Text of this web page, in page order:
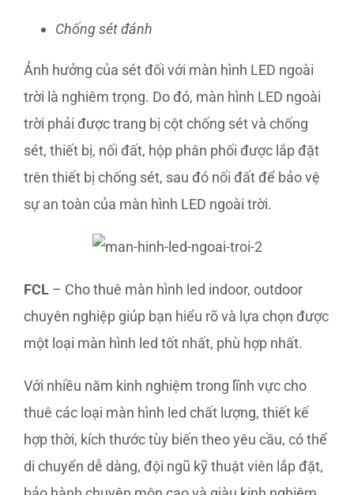
Chống sét đánh
Ảnh hưởng của sét đối với màn hình LED ngoài
trời là nghiêm trọng. Do đó, màn hình LED ngoài
trời phải được trang bị cột chống sét và chống
sét, thiết bị, nối đất, hộp phân phối được lắp đặt
trên thiết bị chống sét, sau đó nối đất để bảo vệ
sự an toàn của màn hình LED ngoài trời.
FCL – Cho thuê màn hình led indoor, outdoor
chuyên nghiệp giúp bạn hiểu rõ và lựa chọn được
một loại màn hình led tốt nhất, phù hợp nhất.
Với nhiều năm kinh nghiệm trong lĩnh vực cho
thuê các loại màn hình led chất lượng, thiết kế
hợp thời, kích thước tùy biến theo yêu cầu, có thể
di chuyển dễ dàng, đội ngũ kỹ thuật viên lắp đặt,